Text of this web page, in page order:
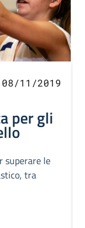
08/11/2019
per gli
superare le
tra